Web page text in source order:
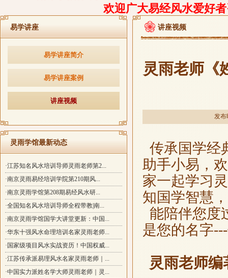
欢迎广大易经风水爱好
易学讲座
易学讲座简介
易学讲座案例
讲座视频
灵雨学馆最新动态
·江苏知名风水培训导师灵雨老师第2...
·南京灵雨易经培训学院第210期风...
·南京灵雨学馆第208期易经风水研...
·全国知名风水培训导师全程带教|南...
·南京灵雨学馆国学大讲堂更新：中国...
·华东十强风水命理培训名家灵雨老师...
·国家级项目风水实战资历！中国权威...
·江苏传承派易理风水名家灵雨老师｜...
·中国实力派姓名学大师灵雨老师｜灵...
讲座视频
灵雨老师《
发布
传承国学经
助手小易，
家一起学习
知国学智慧
能陪伴您度
是您的名字
灵雨老师